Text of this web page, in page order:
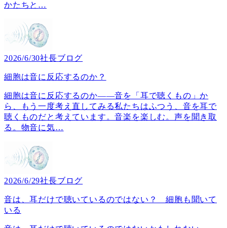
かたちと …
2026/6/30社長ブログ
細胞は音に反応するのか？
細胞は音に反応するのか――音を「耳で聴くもの」か
ら、もう一度考え直してみる私たちはふつう、音を耳で
聴くものだと考えています。音楽を楽しむ。声を聞き取
る。物音に気…
2026/6/29社長ブログ
音は、耳だけで聴いているのではない？ 細胞も聞いて
いる